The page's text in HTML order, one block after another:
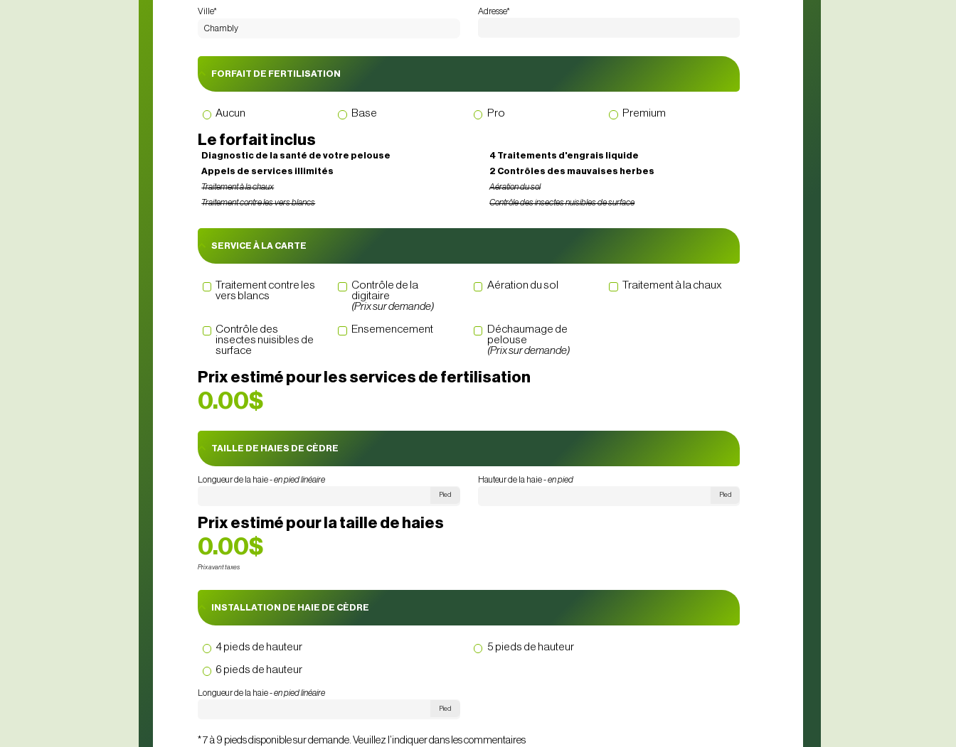
Ville* Adresse*
FORFAIT DE FERTILISATION
Aucun Base Pro Premium
Le forfait inclus
Diagnostic de la santé de votre pelouse
4 Traitements d'engrais liquide
Appels de services illimités
2 Contrôles des mauvaises herbes
Traitement à la chaux
Aération du sol
Traitement contre les vers blancs
Contrôle des insectes nuisibles de surface
SERVICE À LA CARTE
Traitement contre les
vers blancs
Contrôle de la
digitaire
(Prix sur demande)
Aération du sol Traitement à la chaux
Contrôle des
insectes nuisibles de
surface
Ensemencement
Déchaumage de
pelouse
(Prix sur demande)
Prix estimé pour les services de fertilisation
0.00$
TAILLE DE HAIES DE CÈDRE
Longueur de la haie -en pied linéaire
Pied
Hauteur de la haie -en pied
Pied
Prix estimé pour la taille de haies
0.00$
Prix avant taxes
INSTALLATION DE HAIE DE CÈDRE
4 pieds de hauteur
5 pieds de hauteur
6 pieds de hauteur
Longueur de la haie -en pied linéaire
Pied
* 7 à 9 pieds disponible sur demande. Veuillez l’indiquer dans les commentaires